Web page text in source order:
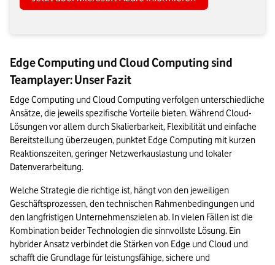
Edge Computing und Cloud Computing sind
Teamplayer: Unser Fazit
Edge Computing und Cloud Computing verfolgen unterschiedliche
Ansätze, die jeweils spezifische Vorteile bieten. Während Cloud-
Lösungen vor allem durch Skalierbarkeit, Flexibilität und einfache
Bereitstellung überzeugen, punktet Edge Computing mit kurzen
Reaktionszeiten, geringer Netzwerkauslastung und lokaler
Datenverarbeitung.
Welche Strategie die richtige ist, hängt von den jeweiligen
Geschäftsprozessen, den technischen Rahmenbedingungen und
den langfristigen Unternehmenszielen ab. In vielen Fällen ist die
Kombination beider Technologien die sinnvollste Lösung. Ein
hybrider Ansatz verbindet die Stärken von Edge und Cloud und
schafft die Grundlage für leistungsfähige, sichere und